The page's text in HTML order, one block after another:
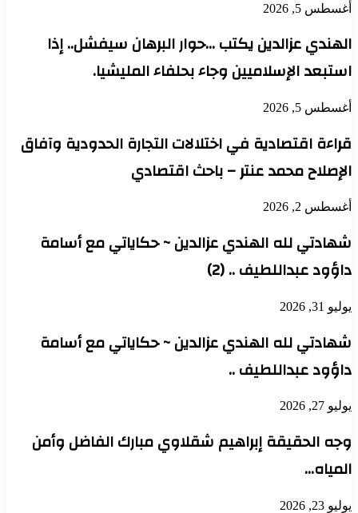
أغسطس 5, 2026
الهندي عزالدين يكتب …حوار البرهان سيفشل.. إذا
استبعد الإسلاميين وجاء بحلفاء المليشيا.
أغسطس 5, 2026
قراءة اقتصادية في اختلالات التجارة الحدودية وآفاق
الإصلاح محمد عنتر – باحث اقتصادي
أغسطس 2, 2026
شهادتي لله الهندي عزالدين ~ حكاياتي مع أسامة
داؤود عبداللطيف .. (2)
يوليو 31, 2026
شهادتي لله الهندي عزالدين ~ حكاياتي مع أسامة
داؤود عبداللطيف ..
يوليو 27, 2026
وجه الحقيقة إبراهيم شقلاوي مبارك الفاضل وأمن
المياه…
يوليو 23, 2026